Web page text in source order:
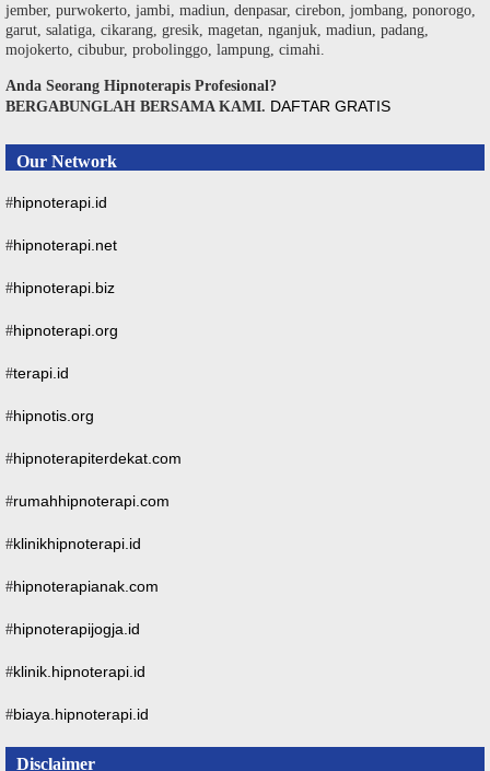
jember, purwokerto, jambi, madiun, denpasar, cirebon, jombang, ponorogo,
garut, salatiga, cikarang, gresik, magetan, nganjuk, madiun, padang,
mojokerto, cibubur, probolinggo, lampung, cimahi.
Anda Seorang Hipnoterapis Profesional?
BERGABUNGLAH BERSAMA KAMI. DAFTAR GRATIS
Our Network
#hipnoterapi.id
#hipnoterapi.net
#hipnoterapi.biz
#hipnoterapi.org
#terapi.id
#hipnotis.org
#hipnoterapiterdekat.com
#rumahhipnoterapi.com
#klinikhipnoterapi.id
#hipnoterapianak.com
#hipnoterapijogja.id
#klinik.hipnoterapi.id
#biaya.hipnoterapi.id
Disclaimer